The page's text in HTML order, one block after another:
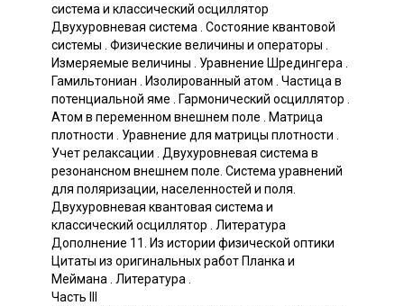
система и классический осциллятор
Двухуровневая система . Состояние квантовой
системы . Физические величины и операторы .
Измеряемые величины . Уравнение Шредингера .
Гамильтониан . Изолированный атом . Частица в
потенциальной яме . Гармонический осциллятор .
Атом в переменном внешнем поле . Матрица
плотности . Уравнение для матрицы плотности .
Учет релаксации . Двухуровневая система в
резонансном внешнем поле. Система уравнений
для поляризации, населенностей и поля.
Двухуровневая квантовая система и
классический осциллятор . Литература
Дополнение 11. Из истории физической оптики
Цитаты из оригинальных работ Планка и
Меймана . Литература .
Часть III